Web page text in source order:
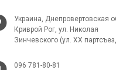
Украина, Днепровертовская
Криврой Рог, ул. Николая
Зинчевского (ул. ХХ
096 781-80-81